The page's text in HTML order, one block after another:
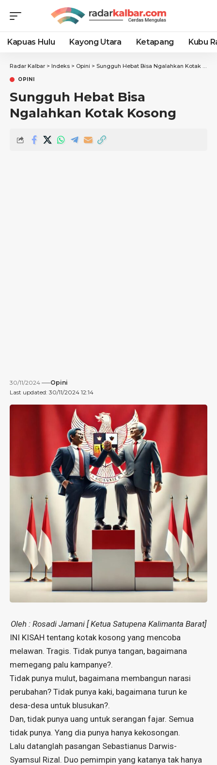
Kapuas Hulu Kayong Utara Ketapang Kubu
Radar Kalbar > Indeks > Opini > Sungguh Hebat Bisa Ngalahkan Kotak Kosong
OPINI
Sungguh Hebat Bisa
Ngalahkan Kotak Kosong
Last updated: 30/11/2024 12:14
30/11/2024 Opini
Oleh : Rosadi Jamani [ Ketua Satupena Kalimanta Barat]
INI KISAH tentang kotak kosong yang mencoba
melawan. Tragis. Tidak punya tangan, bagaimana
memegang palu kampanye?.
Tidak punya mulut, bagaimana membangun narasi
perubahan? Tidak punya kaki, bagaimana turun ke
desa-desa untuk blusukan?.
Dan, tidak punya uang untuk serangan fajar. Semua
tidak punya. Yang dia punya hanya kekosongan.
Lalu datanglah pasangan Sebastianus Darwis-
Syamsul Rizal. Duo pemimpin yang katanya tak hanya